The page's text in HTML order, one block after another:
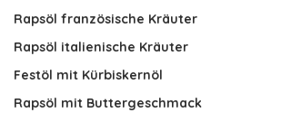
Rapsöl französische Kräuter
Rapsöl italienische Kräuter
Festöl mit Kürbiskernöl
Rapsöl mit Buttergeschmack